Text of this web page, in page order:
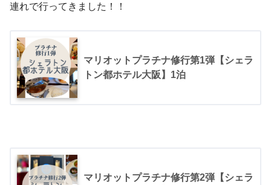
連れで行ってきました！！
マリオットプラチナ修行第1弾【シェラ
トン都ホテル大阪】1泊
マリオットプラチナ修行第2弾【シェラ